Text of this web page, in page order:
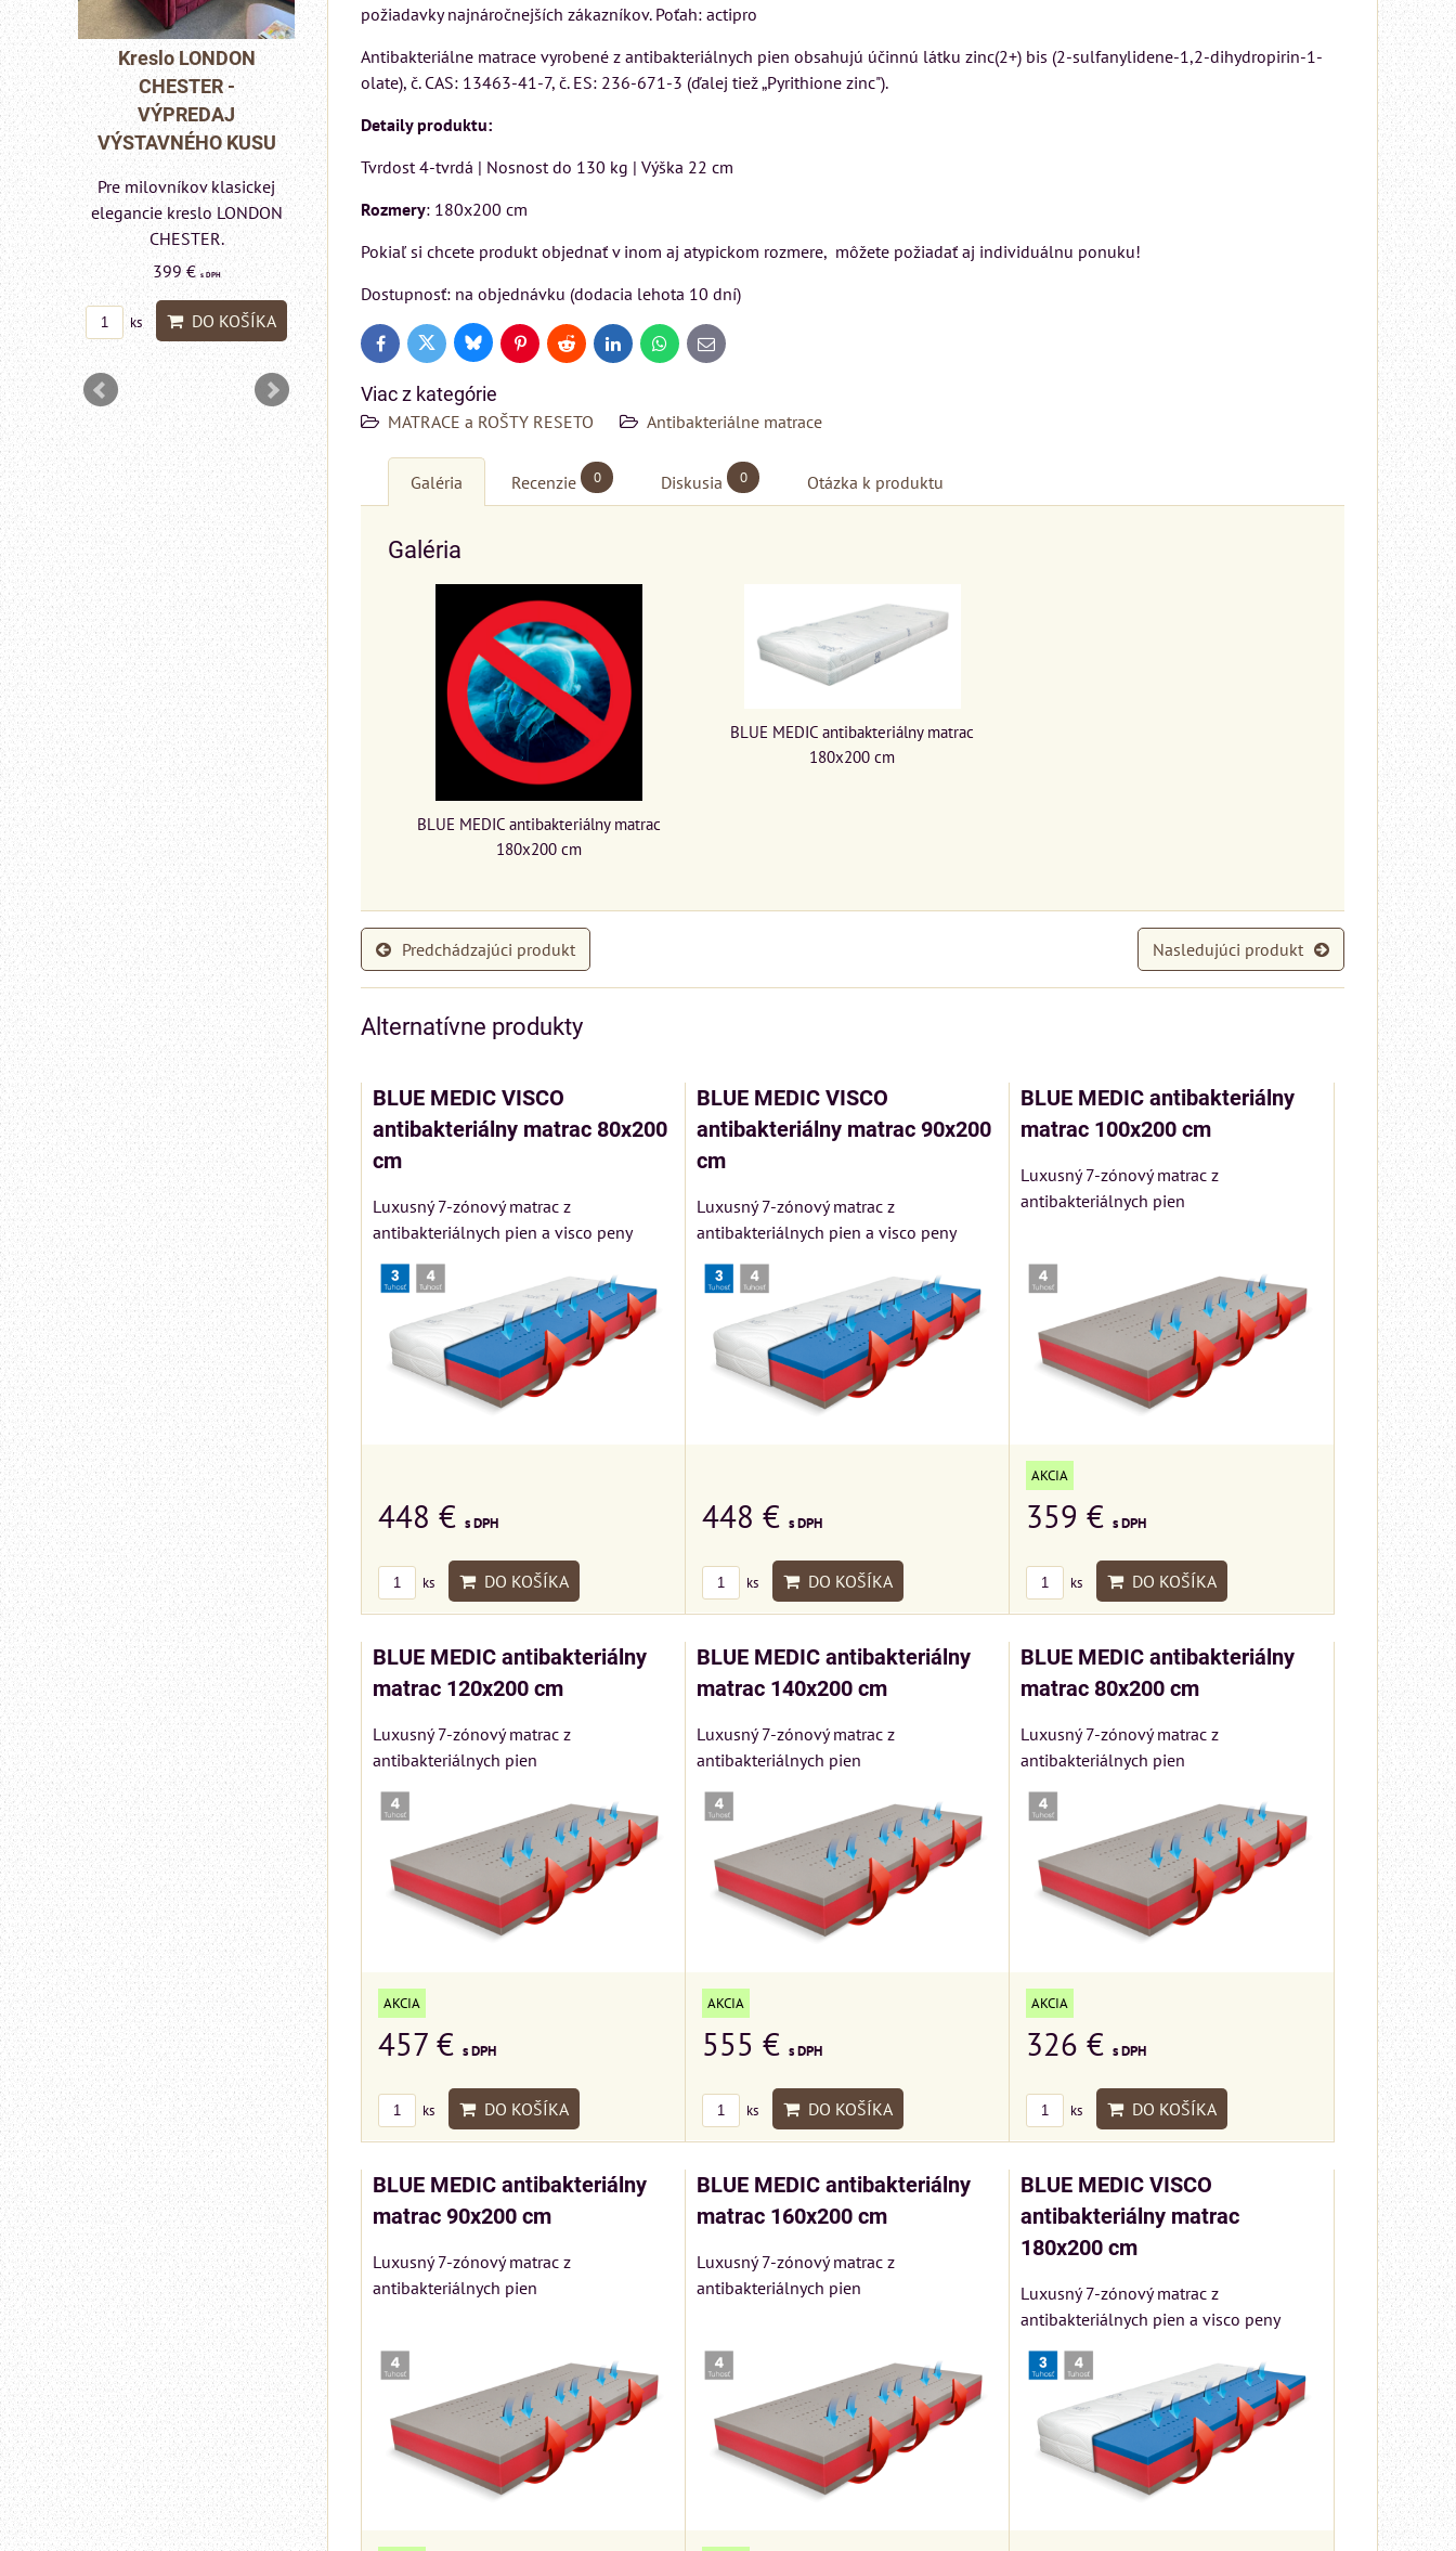
požiadavky najnáročnejších zákazníkov. Poťah: actipro
Antibakteriálne matrace vyrobené z antibakteriálnych pien obsahujú účinnú látku zinc(2+) bis (2-sulfanylidene-1,2-dihydropirin-1-
olate), č. CAS: 13463-41-7, č. ES: 236-671-3 (ďalej tiež „Pyrithione zinc").
Detaily produktu:
Tvrdost 4-tvrdá | Nosnost do 130 kg | Výška 22 cm
Rozmery: 180x200 cm
Pokiaľ si chcete produkt objednať v inom aj atypickom rozmere, môžete požiadať aj individuálnu ponuku!
Dostupnosť: na objednávku (dodacia lehota 10 dní)
FacebookTwitter BlueskyPinterestReddit LinkedInWhatsApp
E-
mail
Viac z kategórie
MATRACE a ROŠTY RESETO Antibakteriálne matrace
Galéria Recenzie 0 Diskusia 0 Otázka k produktu
Galéria
BLUE MEDIC antibakteriálny matrac
180x200 cm
BLUE MEDIC antibakteriálny matrac
180x200 cm
Predchádzajúci produkt Nasledujúci produkt
Alternatívne produkty
BLUE MEDIC VISCO
antibakteriálny matrac 80x200
cm
Luxusný 7-zónový matrac z
antibakteriálnych pien a visco peny
448 € s DPH
ks DO KOŠÍKA
BLUE MEDIC VISCO
antibakteriálny matrac 90x200
cm
Luxusný 7-zónový matrac z
antibakteriálnych pien a visco peny
448 € s DPH
ks DO KOŠÍKA
BLUE MEDIC antibakteriálny
matrac 100x200 cm
Luxusný 7-zónový matrac z
antibakteriálnych pien
AKCIA
359 €s DPH
ks DO KOŠÍKA
BLUE MEDIC antibakteriálny
matrac 120x200 cm
Luxusný 7-zónový matrac z
antibakteriálnych pien
AKCIA
457 € s DPH
ks DO KOŠÍKA
BLUE MEDIC antibakteriálny
matrac 140x200 cm
Luxusný 7-zónový matrac z
antibakteriálnych pien
AKCIA
555 € s DPH
ks DO KOŠÍKA
BLUE MEDIC antibakteriálny
matrac 80x200 cm
Luxusný 7-zónový matrac z
antibakteriálnych pien
AKCIA
326 €s DPH
ks DO KOŠÍKA
BLUE MEDIC antibakteriálny
matrac 90x200 cm
Luxusný 7-zónový matrac z
antibakteriálnych pien
BLUE MEDIC antibakteriálny
matrac 160x200 cm
Luxusný 7-zónový matrac z
antibakteriálnych pien
BLUE MEDIC VISCO
antibakteriálny matrac
180x200 cm
Luxusný 7-zónový matrac z
antibakteriálnych pien a visco peny
-
KUSU
MIZAR - talianský
matrac 175x200 cm
Matrac MIZAR od
talianskeho systému
Rinaldi Bed System
ponúka...
699 € s DPH
ks DO KOŠÍKA
Pohovka LONDON
CHESTER -
VÝPREDAJ
elegancie kreslo a
CHESTER.
599 €s DPH
ks DO KOŠÍKA
Kreslo LONDON
CHESTER -
ks DO KOŠÍKA
matrac 175x200 cm
Matrac MIZAR od
ks DO KOŠÍKA